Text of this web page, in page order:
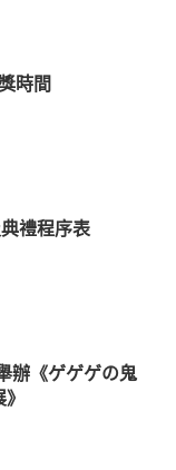
時間
禮程序表
辦《ゲゲゲの鬼